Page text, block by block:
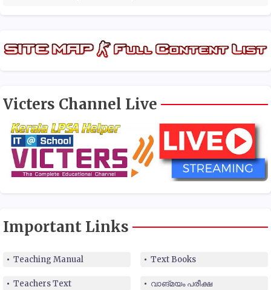
Victers Channel Live
Important Links
Teaching Manual Text Books
Teachers Text വാങ്മയം പരീക്ഷ